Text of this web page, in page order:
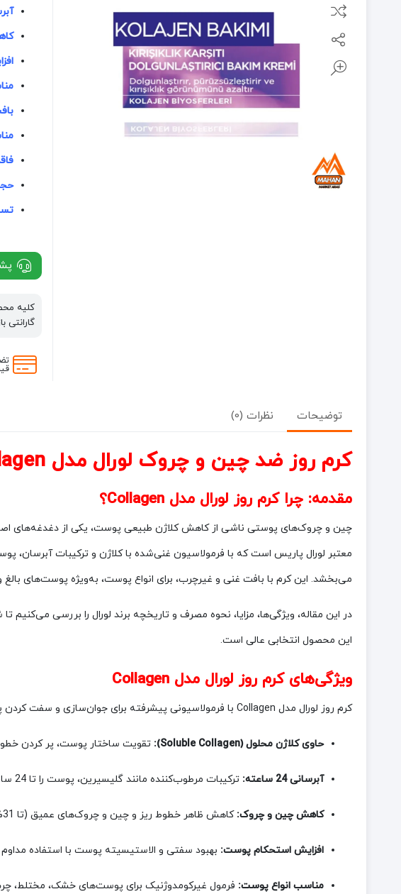
حجم 50
کلیه
گارانتی بازگشت
توضیحات نظرات (0)
کرم روز ضد چین و چروک لورال مدل Collagen حجم 50 میل: جوان‌سازی و سفت‌کننده پوست با کلاژن
مقدمه: چرا کرم روز لورال مدل Collagen؟
چین و چروک‌های پوستی ناشی از کاهش کلاژن طبیعی پوست، یکی از دغدغه‌های
معتبر لورال پاریس است که با فرمولاسیون غنی‌شده با کلاژن و ترکیبات
می‌بخشد. این کرم با بافت غنی و غیرچرب، برای انواع پوست، به‌ویژه پوست‌های
در این مقاله، ویژگی‌ها، مزایا، نحوه مصرف و تاریخچه برند لورال را بررسی
این محصول انتخابی عالی است.
ویژگی‌های کرم روز لورال مدل Collagen
کرم روز لورال مدل Collagen با فرمولاسیونی پیشرفته برای جوان‌سازی و سفت کردن پوست طراحی شده است. ویژگی‌های کلیدی این محصول عبارتند از:
حاوی کلاژن محلول (Soluble Collagen): تقویت ساختار پوست، پر کردن
آبرسانی 24 ساعته: ترکیبات مرطوب‌کننده مانند گلیسیرین، پوست را تا 24 ساعت هیدراته نگه داشته و از خشکی و کشیدگی جلوگیری می‌کنند.
کاهش چین و چروک: کاهش ظاهر خطوط ریز و چین و چروک‌های عمیق (تا 31% کاهش خطوط در 4 هفته، طبق آزمایش‌های بالینی).
افزایش استحکام پوست: بهبود سفتی و الاستیسیته پوست با استفاده مداوم (87% کاربران افزایش استحکام پوست را گزارش
مناسب انواع پوست: فرمول غیرکومدوژنیک برای پوست‌های خشک،